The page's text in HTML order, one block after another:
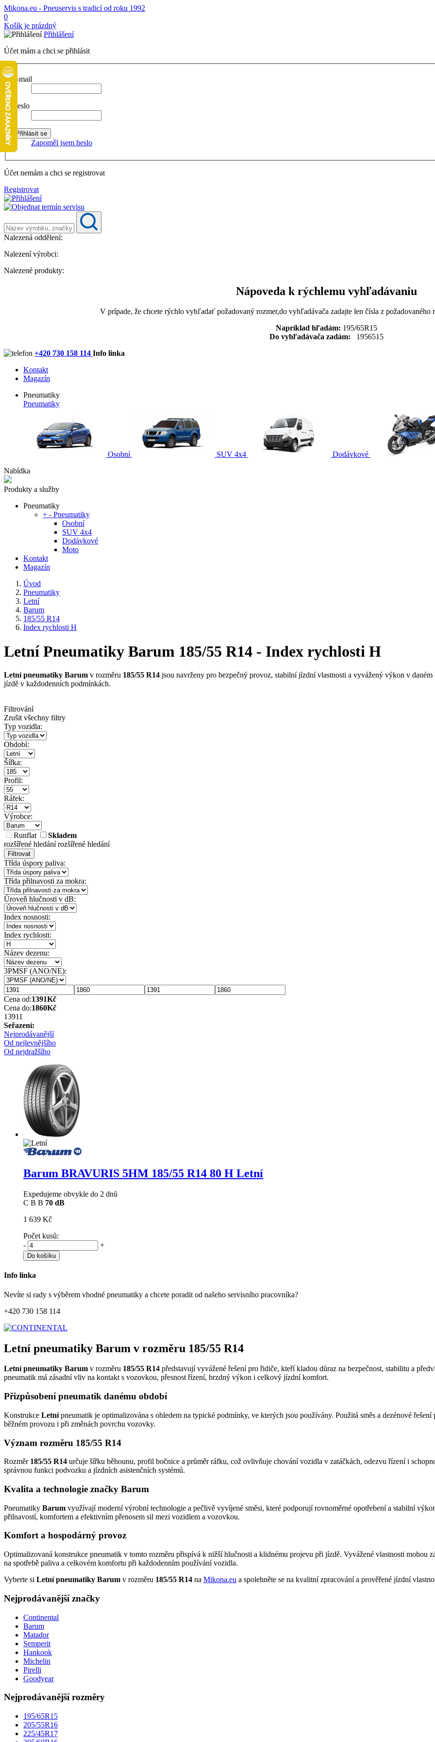
Mikona.eu - Pneuservis s tradicí od roku 1992
0
Košík je prázdný
Přihlášení
Účet mám a chci se přihlásit
E-mail
Heslo
Zapoměl jsem heslo
Účet nemám a chci se registrovat
Registrovat
Nalezená oddělení:
Nalezení výrobci:
Nalezené produkty:
Nápoveda k rýchlemu vyhľadávaniu
V prípade, že chcete rýchlo vyhľadať požadovaný rozmer,do vyhľadávača zadajte len čísla z
Napríklad hľadám: 195/65R15
Do vyhľadávača zadám: 1956515
+420 730 158 114 Info linka
Kontakt
Magazín
Pneumatiky
Pneumatiky
Osobní SUV 4x4
Dodávkové
Nabídka
Produkty a služby
Pneumatiky
+ - Pneumatiky
Osobní
SUV 4x4
Dodávkové
Moto
Kontakt
Magazín
Úvod
Pneumatiky
Letní
Barum
185/55 R14
Index rychlosti H
Letní Pneumatiky Barum 185/55 R14 - Index rychlosti H
Letní pneumatiky Barum v rozměru 185/55 R14 jsou navrženy pro bezpečný provoz, stabilní jízdní vlastnosti a vyvážený výkon v
jízdě v každodenních podmínkách.
Filtrování
Zrušit všechny filtry
Typ vozidla:
Období:
Šířka:
Profil:
Ráfek:
Výrobce:
Runflat
Skladem
rozšířené hledánírozšířené hledání
Filtrovat
Třída úspory paliva:
Třída přilnavosti za mokra:
Úroveň hlučnosti v dB:
Index nosnosti:
Index rychlosti:
Název dezenu:
3PMSF (ANO/NE):
Cena od:1391Kč
Cena do:1860Kč
13911
Seřazení:
Nejprodávanější
Od nejlevnějšího
Od nejdražšího
Barum BRAVURIS 5HM 185/55 R14 80 H Letní
Expedujeme obvykle do 2 dnů
C B B 70 dB
1 639 Kč
Počet kusů:
-
+
Do košíku
Info linka
Nevíte si rady s výběrem vhodné pneumatiky a chcete poradit od našeho servisního pracovníka?
+420 730 158 114
Letní pneumatiky Barum v rozměru 185/55 R14
Letní pneumatiky Barum v rozměru 185/55 R14 představují vyvážené řešení pro řidiče, kteří kladou důraz na bezpečnost, stabilitu a
pneumatik má zásadní vliv na kontakt s vozovkou, přesnost řízení, brzdný výkon i celkový jízdní komfort.
Přizpůsobení pneumatik danému období
Konstrukce Letnípneumatik je optimalizována s ohledem na typické podmínky, ve kterých jsou používány. Použitá směs a dezénové
běžném provozu i při změnách povrchu vozovky.
Význam rozměru 185/55 R14
Rozměr 185/55 R14 určuje šířku běhounu, profil bočnice a průměr ráfku, což ovlivňuje chování vozidla v zatáčkách, odezvu řízení i
správnou funkci podvozku a jízdních asistenčních systémů.
Kvalita a technologie značky Barum
Pneumatiky Barum využívají moderní výrobní technologie a pečlivě vyvíjené směsi, které podporují rovnoměrné opotřebení a stabilní
přilnavostí, komfortem a efektivním přenosem sil mezi vozidlem a vozovkou.
Komfort a hospodárný provoz
Optimalizovaná konstrukce pneumatik v tomto rozměru přispívá k nižší hlučnosti a klidnému projevu při jízdě. Vyvážené vlastnosti mohou
na spotřebě paliva a celkovém komfortu při každodenním používání vozidla.
Vyberte si Letní pneumatiky Barum v rozměru 185/55 R14 na Mikona.eu a spolehněte se na kvalitní zpracování a prověřené jízdní
Nejprodávanější značky
Continental
Barum
Matador
Semperit
Hankook
Michelin
Pirelli
Goodyear
Nejprodávanější rozměry
195/65R15
205/55R16
225/45R17